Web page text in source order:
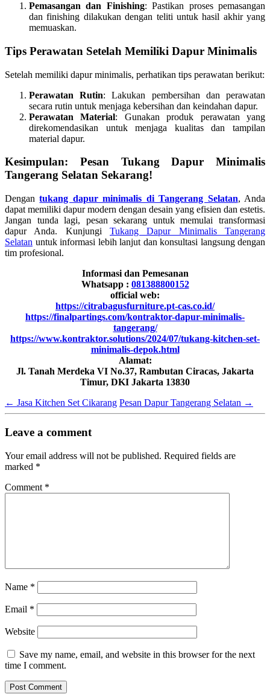
Pemasangan dan Finishing: Pastikan proses pemasangan
dan finishing dilakukan dengan teliti untuk hasil akhir yang
memuaskan.
Tips Perawatan Setelah Memiliki Dapur Minimalis
Setelah memiliki dapur minimalis, perhatikan tips perawatan berikut:
Perawatan Rutin: Lakukan pembersihan dan perawatan
secara rutin untuk menjaga kebersihan dan keindahan dapur.
Perawatan Material: Gunakan produk perawatan yang
direkomendasikan untuk menjaga kualitas dan tampilan
material dapur.
Kesimpulan: Pesan Tukang Dapur Minimalis
Tangerang Selatan Sekarang!
Dengantukang dapur minimalis di Tangerang Selatan, Anda
dapat memiliki dapur modern dengan desain yang efisien dan estetis.
Jangan tunda lagi, pesan sekarang untuk memulai transformasi
dapur Anda. Kunjungi Tukang Dapur Minimalis Tangerang
Selatan untuk informasi lebih lanjut dan konsultasi langsung dengan
tim profesional.
Informasi dan Pemesanan
Whatsapp : 081388800152
official web:
https://citrabagusfurniture.pt-cas.co.id/
https://finalpartings.com/kontraktor-dapur-minimalis-
tangerang/
https://www.kontraktor.solutions/2024/07/tukang-kitchen-set-
minimalis-depok.html
Alamat:
Jl. Tanah Merdeka VI No.37, Rambutan Ciracas, Jakarta
Timur, DKI Jakarta 13830
← Jasa Kitchen Set Cikarang Pesan Dapur Tangerang Selatan →
Leave a comment
Your email address will not be published. Required fields are
marked *
Comment *
Name *
Email *
Website
Save my name, email, and website in this browser for the next
time I comment.